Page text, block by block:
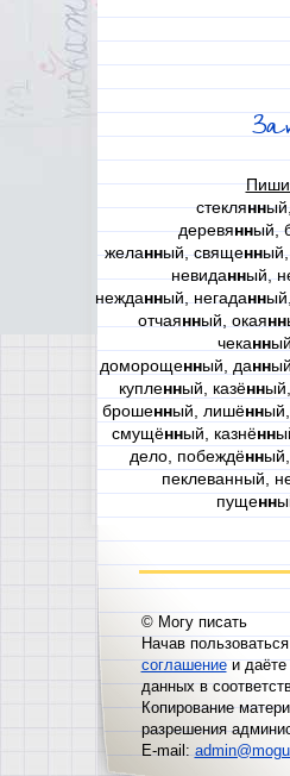
Пиши
стеклянн
деревянный,
желанный, священн
невиданный,
нежданный, негаданн
отчаянный, окаянн
чеканн
доморощенный, данн
купленный, казённ
брошенный, лишённ
смущённый, казнённ
дело, побеждённ
пеклеванный,
пущенн
© Могу писать
Начав
соглашениеи даёте
данных в
Копирование
разрешения
E-mail: